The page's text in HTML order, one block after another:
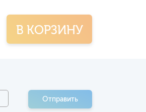
В КОРЗИНУ
Отправить